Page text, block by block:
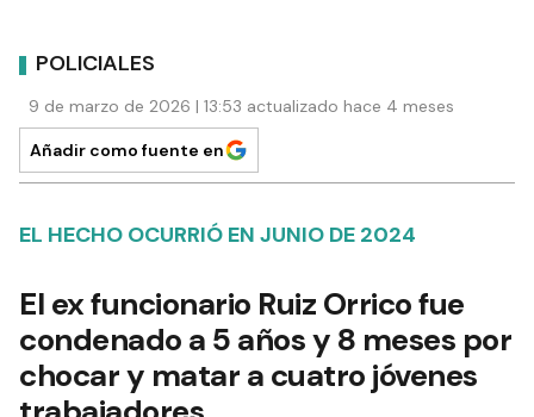
POLICIALES
9 de marzo de 2026 | 13:53 actualizado hace 4 meses
Añadir como fuente en
EL HECHO OCURRIÓ EN JUNIO DE 2024
El ex funcionario Ruiz Orrico fue
condenado a 5 años y 8 meses por
chocar y matar a cuatro jóvenes